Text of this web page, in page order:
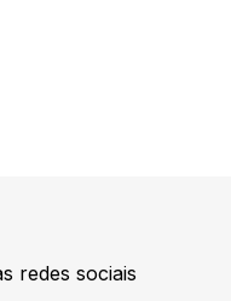
redes sociais